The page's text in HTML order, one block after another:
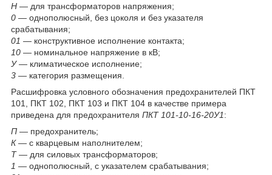
Н — для трансформаторов напряжения;
0 — однополюсный, без цоколя и без указателя
срабатывания;
01 — конструктивное исполнение контакта;
10 — номинальное напряжение в кВ;
У— климатическое исполнение;
3 — категория размещения.
Расшифровка условного обозначения предохранителей ПКТ
101, ПКТ 102, ПКТ 103 и ПКТ 104 в качестве примера
приведена для предохранителя ПКТ 101-10-16-20У1:
П — предохранитель;
К— с кварцевым наполнителем;
Т— для силовых трансформаторов;
1 — однополюсный, с указателем срабатывания;